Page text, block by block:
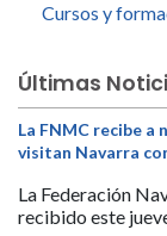
Cursos y
Últimas
La FNMC recibe a
visitan Navarra
La Federación
recibido este